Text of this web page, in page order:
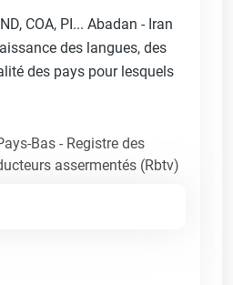
COA, PI... Abadan - Iran
des langues, des
des pays pour lesquels
Bas - Registre des
assermentés (Rbtv)